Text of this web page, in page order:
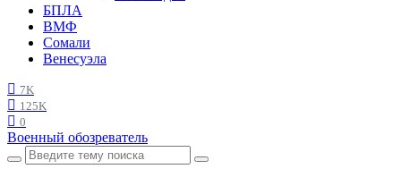
БПЛА
ВМФ
Сомали
Венесуэла
7K
125K
0
Военный обозреватель